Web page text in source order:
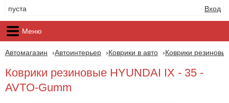
пуста
Вход
Меню
Автомагазин Автоинтерьер Коврики в авто Коврики
Коврики резиновые HYUNDAI IX - 35 -
AVTO-Gumm